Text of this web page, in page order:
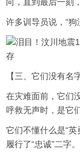
向，直到最后一刻
许多训导员说，“
【三、它们没有名
在灾难面前，它们
呼救无声时，是它
它们不懂什么是“英
履行了“忠诚”二字。